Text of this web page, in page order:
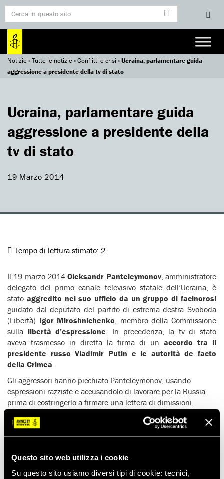
Questo sito web utilizza i cookie
Su questo sito usiamo diversi tipi di cookie: tecnici,
Notizie»Tutte le notizie»Conflitti e crisi »Ucraina, parlamentare guida
aggressione a presidente della tv di stato
Ucraina, parlamentare guida
aggressione a presidente della
tv di stato
19 Marzo 2014
Tempo di lettura stimato: 2'
Il 19 marzo 2014Oleksandr Panteleymonov, amministratore
delegato del primo canale televisivo statale dell’Ucraina, è
stato aggredito nel suo ufficio da un gruppo di facinorosi
guidato dal deputato del partito di estrema destra Svoboda
(Libertà) Igor Miroshnichenko, membro della Commissione
sulla libertà d’espressione. In precedenza, la tv di stato
aveva trasmesso in diretta la firma di un accordo tra il
presidente russo Vladimir Putin e le autorità de facto
della Crimea.
Gli aggressori hanno picchiato Panteleymonov, usando
espressioni razziste e accusandolo di lavorare per la Russia
prima di costringerlo a firmare una lettera di dimissioni.
indagare sull’aggressione, prima che altri operatori
dell’informazione vengano presi di mira, e a garantire che la
opinioni politiche e dall’origine etnica di chi le esprime.
Il nostro appello